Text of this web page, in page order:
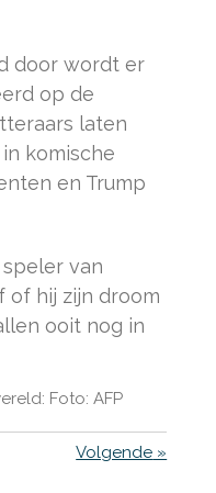
door wordt er
op de
laten
komische
en Trump
van
of hij zijn droom
ooit nog in
Foto: AFP
Volgende »